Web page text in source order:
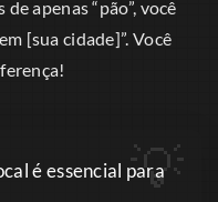
apenas “pão”, você
[sua cidade]”. Você
é essencial para